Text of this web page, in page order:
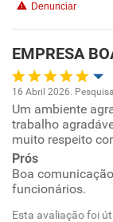
Denunciar
EMPRESA
Oportunidade
Ambiente de
Conciliação com
16 Abril 2026.
Um ambiente
trabalho
muito respeito
Prós
Boa
funcionários.
Esta avaliação foi